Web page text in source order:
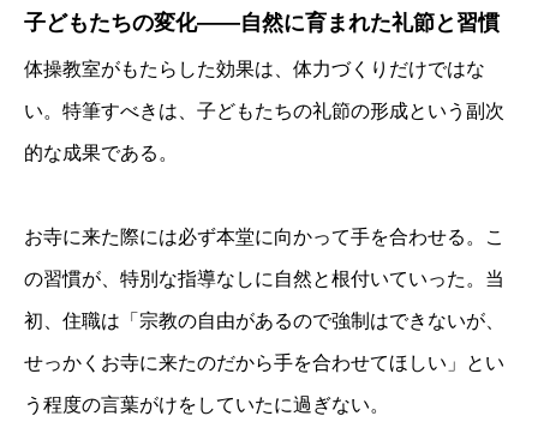
子どもたちの変化――自然に育まれた礼節と習慣
体操教室がもたらした効果は、体力づくりだけではな
い。特筆すべきは、子どもたちの礼節の形成という副次
的な成果である。
お寺に来た際には必ず本堂に向かって手を合わせる。こ
の習慣が、特別な指導なしに自然と根付いていった。当
初、住職は「宗教の自由があるので強制はできないが、
せっかくお寺に来たのだから手を合わせてほしい」とい
う程度の言葉がけをしていたに過ぎない。